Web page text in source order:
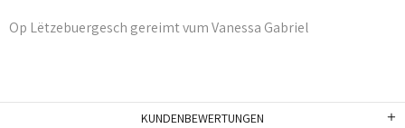
Op Lëtzebuergesch gereimt vum Vanessa Gabriel
KUNDENBEWERTUNGEN